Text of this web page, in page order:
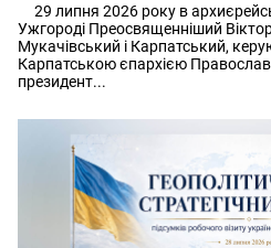
29 липня 2026 року в
Ужгороді Преосвященніший
Мукачівський і Карпатський,
Карпатською єпархією
президент...